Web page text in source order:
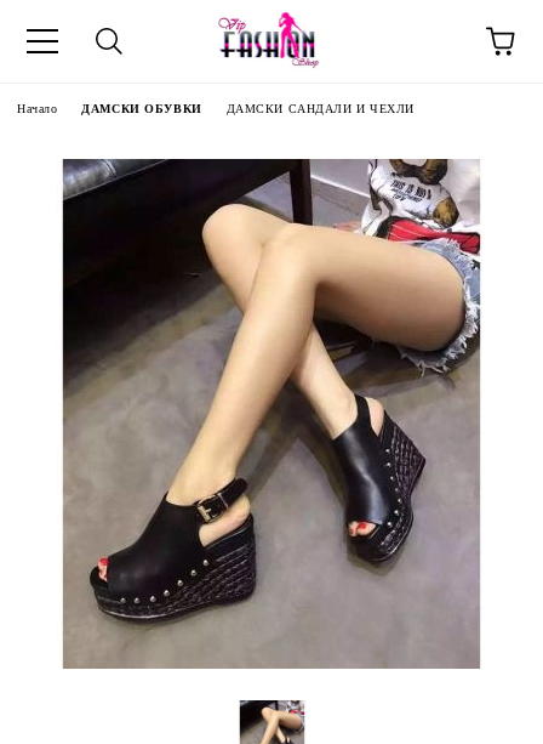
Начало ДАМСКИ ОБУВКИ ДАМСКИ САНДАЛИ И ЧЕХЛИ